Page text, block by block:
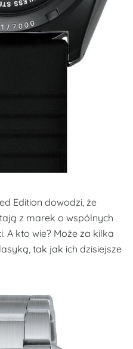
Edition dowodzi, że
z marek o wspólnych
A kto wie? Może za kilka
tak jak ich dzisiejsze